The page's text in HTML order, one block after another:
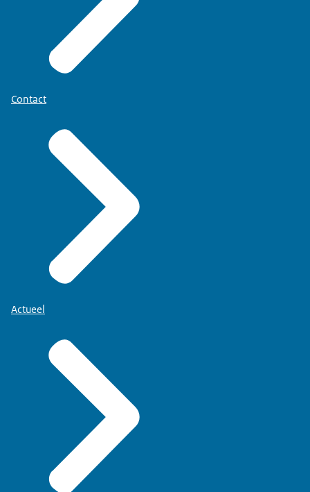
Contact
Actueel